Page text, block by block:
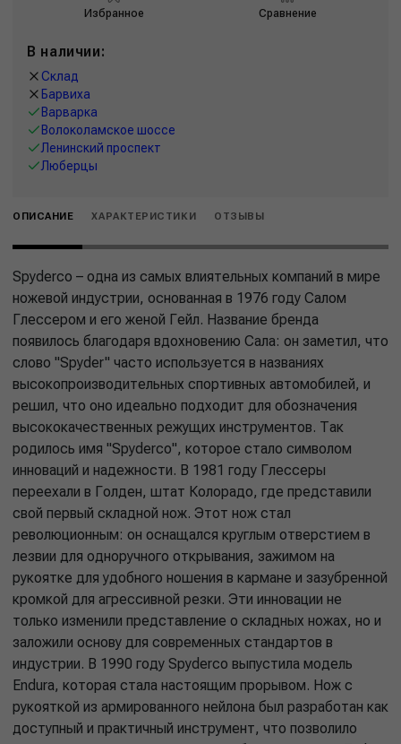
Избранное Сравнение
В наличии:
Склад
Барвиха
Варварка
Волоколамское шоссе
Ленинский проспект
Люберцы
ОПИСАНИЕ ХАРАКТЕРИСТИКИ ОТЗЫВЫ
Spyderco – одна из самых влиятельных компаний в мире
ножевой индустрии, основанная в 1976 году Салом
Глессером и его женой Гейл. Название бренда
появилось благодаря вдохновению Сала: он заметил, что
слово "Spyder" часто используется в названиях
высокопроизводительных спортивных автомобилей, и
решил, что оно идеально подходит для обозначения
высококачественных режущих инструментов. Так
родилось имя "Spyderco", которое стало символом
инноваций и надежности. В 1981 году Глессеры
переехали в Голден, штат Колорадо, где представили
свой первый складной нож. Этот нож стал
революционным: он оснащался круглым отверстием в
лезвии для одноручного открывания, зажимом на
рукоятке для удобного ношения в кармане и зазубренной
кромкой для агрессивной резки. Эти инновации не
только изменили представление о складных ножах, но и
заложили основу для современных стандартов в
индустрии. В 1990 году Spyderco выпустила модель
Endura, которая стала настоящим прорывом. Нож с
рукояткой из армированного нейлона был разработан как
доступный и практичный инструмент, что позволило